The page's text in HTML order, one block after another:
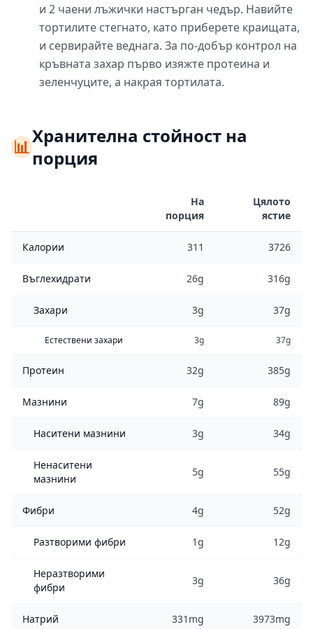
и 2 чаени лъжички настърган чедър. Навийте
тортилите стегнато, като приберете краищата,
и сервирайте веднага. За по-добър контрол на
кръвната захар първо изяжте протеина и
зеленчуците, а накрая тортилата.
📊Хранителна стойност на
порция
На
порция
Цялото
ястие
Калории 311 3726
Въглехидрати 26g 316g
Захари 3g 37g
Естествени захари 3g 37g
Протеин 32g 385g
Мазнини 7g 89g
Наситени мазнини 3g 34g
Ненаситени
мазнини
5g 55g
Фибри 4g 52g
Разтворими фибри 1g 12g
Неразтворими
фибри
3g 36g
Натрий 331mg 3973mg